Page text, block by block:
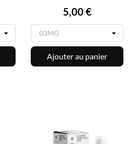
Prix
5,00 €
Ajouter au panier